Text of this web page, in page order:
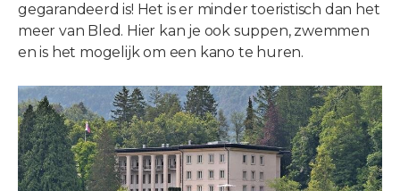
gegarandeerd is! Het is er minder toeristisch dan het
meer van Bled. Hier kan je ook suppen, zwemmen
en is het mogelijk om een kano te huren.